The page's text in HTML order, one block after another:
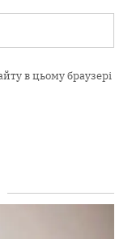
в цьому браузері